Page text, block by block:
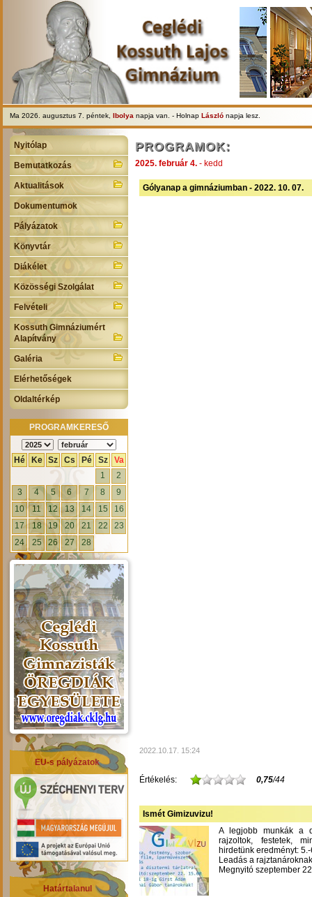
Ma 2026. augusztus 7. péntek, Ibolya napja van. - Holnap László napja lesz.
Nyitólap
Bemutatkozás
Aktualitások
Dokumentumok
Pályázatok
Könyvtár
Diákélet
Közösségi Szolgálat
Felvételi
Kossuth Gimnáziumért
Alapítvány
Galéria
Elérhetőségek
Oldaltérkép
PROGRAMKERESŐ
Hé Ke Sz Cs Pé Sz
Va
1
2
3
4 5 6 7 8
9
10
11 12 13 14 15
16
17
18 19 20 21 22
23
24
25 26 27 28
EU-s pályázatok
Határtalanul
PROGRAMOK:
2025. február 4. - kedd
Gólyanap a gimnáziumban - 2022. 10. 07.
2022.10.17. 15:24
Értékelés: 0,75/44
Ismét Gimizuvizu!
A legjobb munkák a
rajzoltok, festetek,
hirdetünk eredményt:
Leadás a
Megnyitó szeptember